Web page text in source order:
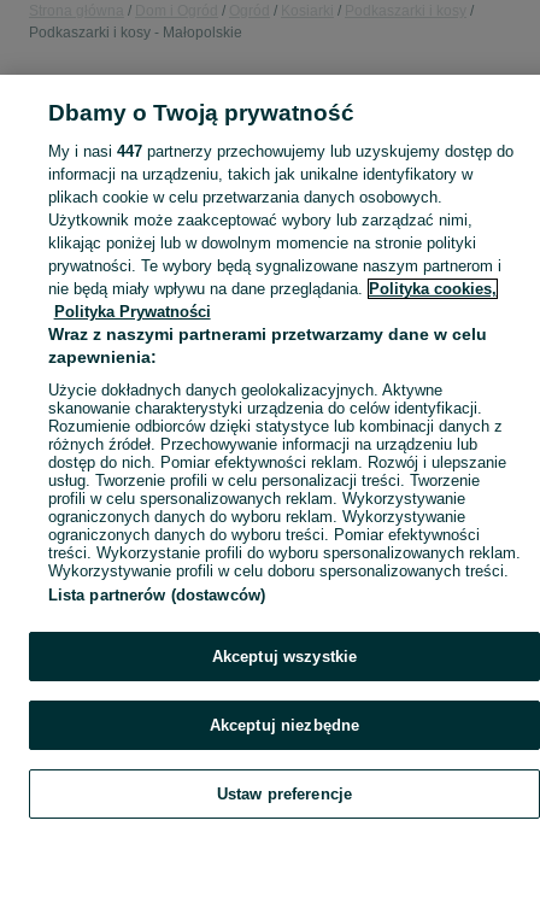
Podkaszarki i kosy - Małopolskie
KATEGORIA
Sprzedaż podkaszarek i kos Małopolskie ▶️ Szeroki wybór nowoczesnych modeli i marek ✅ Nowe i używane w atrakcyjnych cenach ☝ Sprawdź oferty na OLX.pl! Zobacz
Mapa kategorii
Mapa miejscowości
Mapa ministron
Szukaj Obserwujesz Dodaj Czat Konto
Dbamy o Twoją prywatność
My i nasi 447partnerzy przechowujemy lub uzyskujemy dostęp do
informacji na urządzeniu, takich jak unikalne identyfikatory w
plikach cookie w celu przetwarzania danych osobowych.
Użytkownik może zaakceptować wybory lub zarządzać nimi,
klikając poniżej lub w dowolnym momencie na stronie polityki
prywatności. Te wybory będą sygnalizowane naszym partnerom i
nie będą miały wpływu na dane przeglądania. Polityka cookies,
Polityka Prywatności
Wraz z naszymi partnerami przetwarzamy dane w celu
zapewnienia:
Użycie dokładnych danych geolokalizacyjnych. Aktywne
skanowanie charakterystyki urządzenia do celów identyfikacji.
Rozumienie odbiorców dzięki statystyce lub kombinacji danych z
różnych źródeł. Przechowywanie informacji na urządzeniu lub
dostęp do nich. Pomiar efektywności reklam. Rozwój i ulepszanie
usług. Tworzenie profili w celu personalizacji treści. Tworzenie
profili w celu spersonalizowanych reklam. Wykorzystywanie
ograniczonych danych do wyboru reklam. Wykorzystywanie
ograniczonych danych do wyboru treści. Pomiar efektywności
treści. Wykorzystanie profili do wyboru spersonalizowanych reklam.
Wykorzystywanie profili w celu doboru spersonalizowanych treści.
Lista partnerów (dostawców)
Akceptuj wszystkie
Akceptuj niezbędne
Ustaw preferencje